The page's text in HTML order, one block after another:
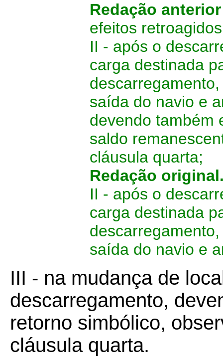
Redação anterior
efeitos
II - após o
carga destinada
saída do navio e
devendo também
saldo
cláusula quarta;
Redação
II - após o
carga destinada
saída do navio e
III - na mudança de
descarregamento,
retorno simbólico,
cláusula quarta.